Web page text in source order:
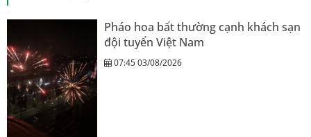
Pháo hoa bất thường cạnh khách sạn
đội tuyển Việt Nam
07:45 03/08/2026